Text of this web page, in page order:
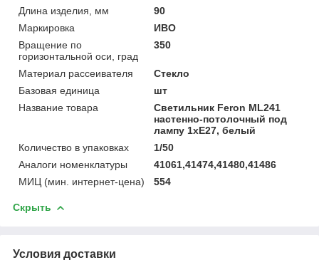
Длина изделия, мм
90
Маркировка
ИВО
Вращение по
горизонтальной оси, град
350
Материал рассеивателя
Стекло
Базовая единица
шт
Название товара
Светильник Feron ML241
настенно-потолочный под
лампу 1хE27, белый
Количество в упаковках
1/50
Аналоги номенклатуры
41061,41474,41480,41486
МИЦ (мин. интернет-цена)
554
Скрыть
Условия доставки